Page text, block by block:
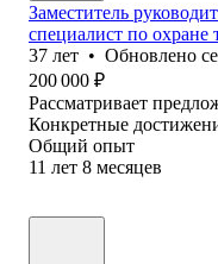
Заместитель
специалист по охране
37 лет • Обновлено
200 000 ₽
Рассматривает
Конкретные
Общий опыт
11 лет 8 месяцев